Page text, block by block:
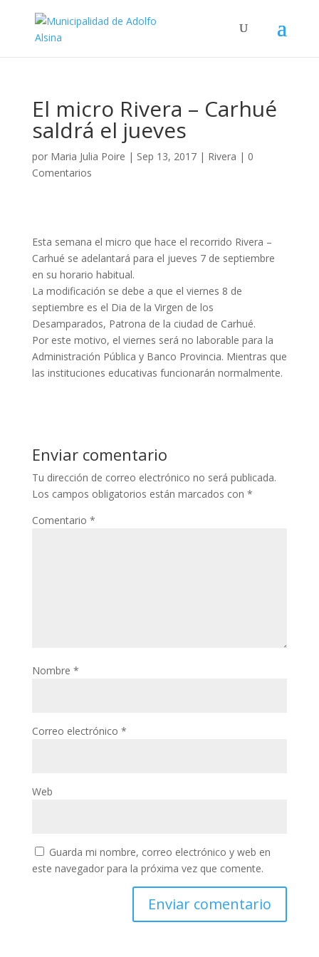
El micro Rivera – Carhué
saldrá el jueves
por Maria Julia Poire | Sep 13, 2017| Rivera | 0
Comentarios
Esta semana el micro que hace el recorrido Rivera –
Carhué se adelantará para el jueves 7 de septiembre
en su horario habitual.
La modificación se debe a que el viernes 8 de
septiembre es el Dia de la Virgen de los
Desamparados, Patrona de la ciudad de Carhué.
Por este motivo, el viernes será no laborable para la
Administración Pública y Banco Provincia. Mientras que
las instituciones educativas funcionarán normalmente.
Enviar comentario
Tu dirección de correo electrónico no será publicada.
Los campos obligatorios están marcados con *
Comentario *
Nombre *
Correo electrónico *
Web
Guarda mi nombre, correo electrónico y web en
este navegador para la próxima vez que comente.